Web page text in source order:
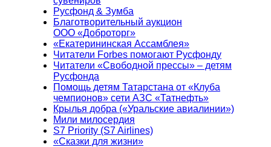
Русфонд & Зумба
Благотворительный аукцион
ООО «Доброторг»
«Екатерининская Ассамблея»
Читатели Forbes помогают Русфонду
Читатели «Свободной прессы» – детям
Русфонда
Помощь детям Татарстана от «Клуба
чемпионов» сети АЗС «Татнефть»
Крылья добра («Уральские авиалинии»)
Мили милосердия
S7 Priority (S7 Airlines)
«Сказки для жизни»